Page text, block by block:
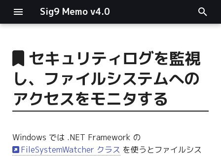
Sig9 Memo v4.0
main関数
リスト関連
ログ関連
セキュリティログを監視
し、ファイルシステムへの
アクセスをモニタする
Windows では .NET Framework の
FileSystemWatcher クラス を使うとファイルシス